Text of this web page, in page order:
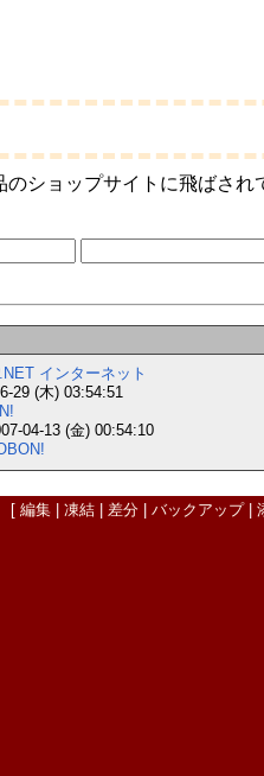
のショップサイトに飛ばされ
インターネット
29 (木) 03:54:51
04-13 (金) 00:54:10
[ 編集 凍結 差分 バックアップ|